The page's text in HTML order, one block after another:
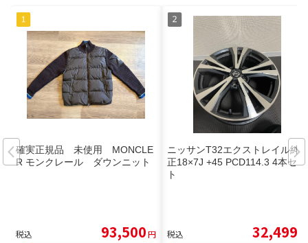
確実正規品 未使用 MONCLE
R モンクレール ダウンニット
税込 93,500円
ニッサンT32エクストレイル純
正18×7J +45 PCD114.3 4本セッ
ト
税込 32,499